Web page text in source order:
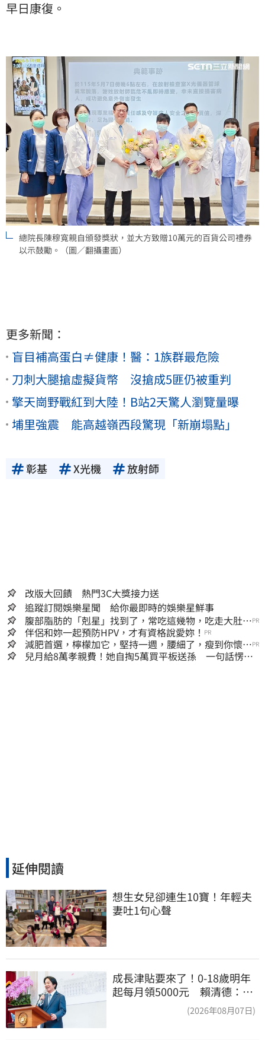
早日康復。
總院長陳穆寬親自頒發獎狀，並大方致贈10萬元的百貨公司禮券
以示鼓勵。（圖／翻攝畫面）
更多新聞：
盲目補高蛋白≠健康！醫：1族群最危險
刀刺大腿搶虛擬貨幣 沒搶成5匪仍被重判
擎天崗野戰紅到大陸！B站2天驚人瀏覽量曝
埔里強震 能高越嶺西段驚現「新崩塌點」
彰基 X光機 放射師
改版大回饋 熱門3C大獎接力送
追蹤訂閱娛樂星聞 給你最即時的娛樂星鮮事
腹部脂肪的「剋星」找到了，常吃這幾物，吃走大肚
囊，瘦出小蠻腰
PR
伴侶和妳一起預防HPV，才有資格說愛妳！ PR
減肥首選，檸檬加它，堅持一週，腰細了，瘦到你懷疑
人生
PR
兒月給8萬孝親費！她自掏5萬買平板送孫 一句話愣原
延伸閱讀
想生女兒卻連生10寶！年輕夫
妻吐1句心聲
成長津貼要來了！0-18歲明年
起每月領5000元 賴清德：此
(2026年08月07日)